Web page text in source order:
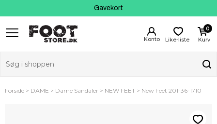
Gavekort
Kundeservice
Kurv
0
Like-liste
Forside DAME Dame Sandaler NEW FEET New Feet 201-36-1710